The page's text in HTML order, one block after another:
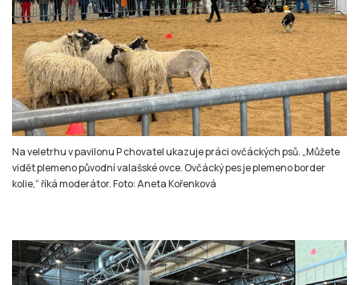
Na veletrhu v pavilonu P chovatel ukazuje práci ovčáckých psů. „Můžete
vidět plemeno původní valašské ovce. Ovčácký pes je plemeno border
kolie,“ říká moderátor. Foto: Aneta Kořenková